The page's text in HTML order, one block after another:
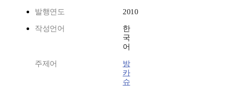
발행연도 2010
작성언어
한
국
어
주제어
방
카
슈